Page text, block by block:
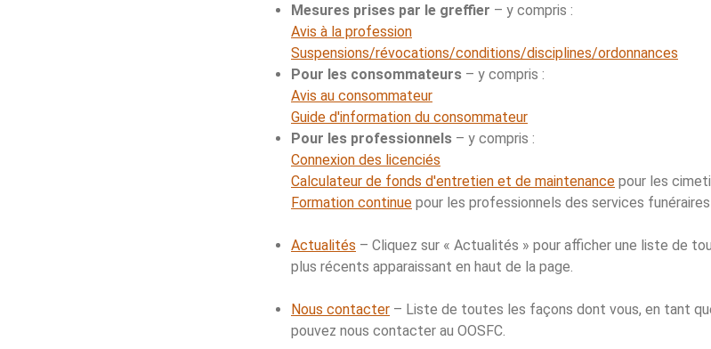
Mesures prises par le greffier – y compris :
Avis à la profession
Suspensions/révocations/conditions/disciplines/ordonnances
Pour les consommateurs – y compris :
Avis au consommateur
Guide d'information du consommateur
Pour les professionnels – y compris :
Connexion des licenciés
Calculateur de fonds d'entretien et de maintenance pour les
Formation continue pour les professionnels des services
Actualités – Cliquez sur « Actualités » pour afficher une liste de
plus récents apparaissant en haut de la page.
Nous contacter – Liste de toutes les façons dont vous, en tant
pouvez nous contacter au OOSFC.